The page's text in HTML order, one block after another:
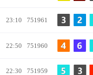
冷热分析
23:10 751961
22:50 751960
22:30 751959